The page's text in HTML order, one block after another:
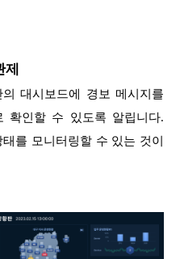
대시보드에 경보 메시지를
확인할 수 있도록 알립니다.
를 모니터링할 수 있는 것이